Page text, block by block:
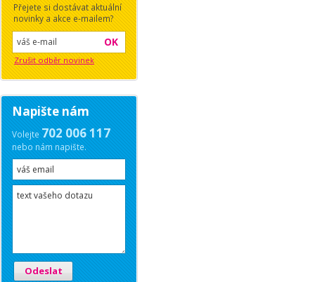
Přejete si dostávat aktuální
novinky a akce e-mailem?
OK
Zrušit odběr novinek
Napište nám
Volejte702 006 117
nebo nám napište.
Odeslat